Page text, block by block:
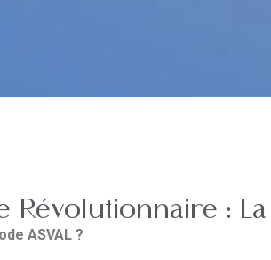
Révolutionnaire :
ASVAL ?